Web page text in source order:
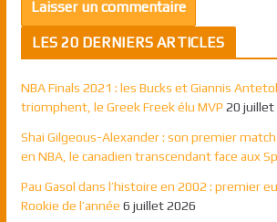
LES 20 DERNIERS ARTICLES
NBA Finals 2021 : les Bucks et Giannis
triomphent, le Greek Freek élu MVP 20 juillet
Shai Gilgeous-Alexander : son premier
en NBA, le canadien transcendant face aux
Pau Gasol dans l’histoire en 2002 : premier
Rookie de l’année 6 juillet 2026